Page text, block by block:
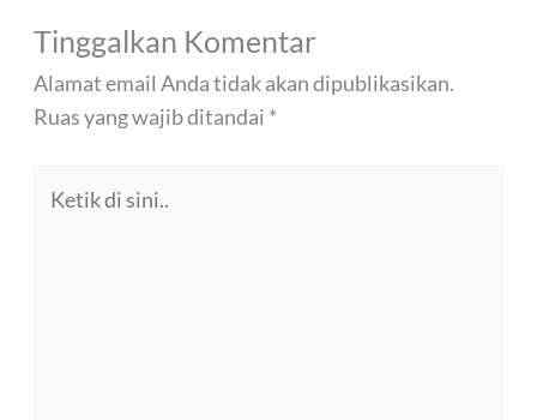
Tinggalkan Komentar
Alamat email Anda tidak akan dipublikasikan.
Ruas yang wajib ditandai *